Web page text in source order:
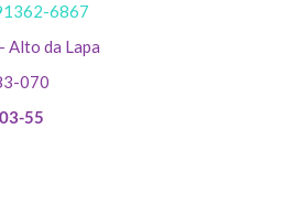
6867
Alto da Lapa
070
55